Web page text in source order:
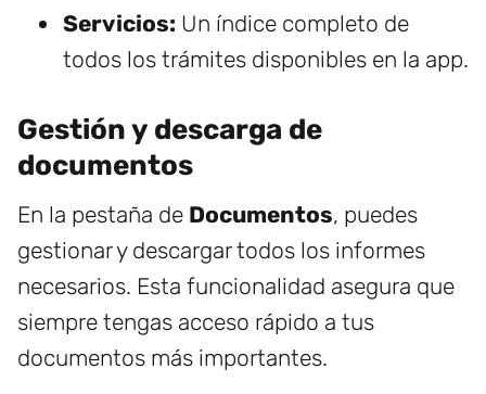
Servicios: Un índice completo de
todos los trámites disponibles en la app.
Gestión y descarga de
documentos
En la pestaña de Documentos, puedes
gestionar y descargar todos los informes
necesarios. Esta funcionalidad asegura que
siempre tengas acceso rápido a tus
documentos más importantes.